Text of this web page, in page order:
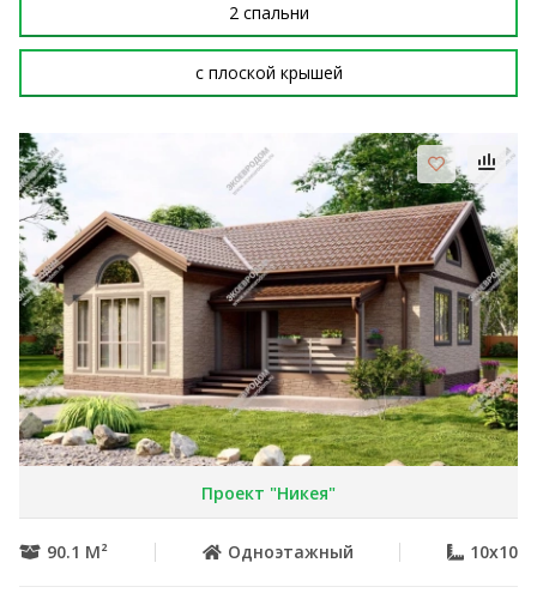
2 спальни
с плоской крышей
Проект "Никея"
90.1 М² Одноэтажный 10x10